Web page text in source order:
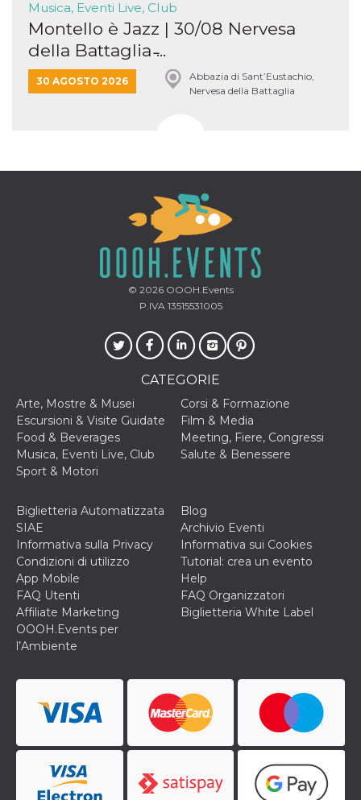
Musica, Eventi Live, Club
Montello è Jazz | 30/08 Nervesa
della Battaglia ̵...
30 AGOSTO 2026
Abbazia di Sant’Eustachio,
Nervesa della Battaglia
© 2026OOOH.Events
P.IVA 13515531005
CATEGORIE
Arte, Mostre & Musei
Corsi & Formazione
Escursioni & Visite Guidate
Film & Media
Food & Beverages
Meeting, Fiere, Congressi
Musica, Eventi Live, Club
Salute & Benessere
Sport & Motori
Biglietteria Automatizzata
SIAE
Blog
Archivio Eventi
Informativa sulla Privacy
Informativa sui Cookies
Condizioni di utilizzo
Tutorial: crea un evento
App Mobile
Help
FAQ Utenti
FAQ Organizzatori
Affiliate Marketing
Biglietteria White Label
OOOH.Events per
l’Ambiente